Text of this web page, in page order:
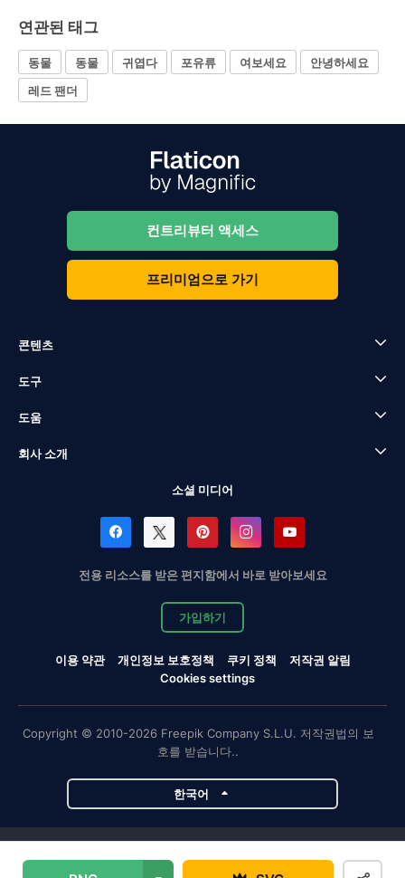
연관된 태그
동물 동물 귀엽다 포유류 여보세요
안녕하세요
레드 팬더
컨트리뷰터 액세스
프리미엄으로 가기
콘텐츠
도구
도움
회사 소개
소셜 미디어
전용 리소스를 받은 편지함에서 바로 받아보세요
가입하기
이용 약관 개인정보 보호정책 쿠키 정책
저작권 알림
Cookies settings
Copyright © 2010-2026 Freepik Company S.L.U. 저작권법의 보
호를 받습니다..
한국어